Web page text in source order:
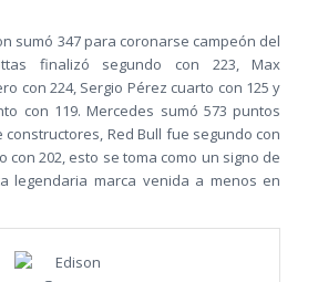
sumó 347 para coronarse campeón del
finalizó segundo con 223, Max
con 224, Sergio Pérez cuarto con 125 y
con 119. Mercedes sumó 573 puntos
Red Bull fue segundo con
con 202, esto se toma como un signo de
legendaria marca venida a menos en